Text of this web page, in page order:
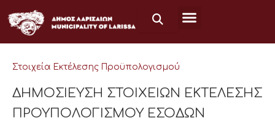
στο
περιεχόμενο
Στοιχεία Εκτέλεσης Προϋπολογισμού
ΔΗΜΟΣΙΕΥΣΗ ΣΤΟΙΧΕΙΩΝ ΕΚΤΕΛΕΣΗΣ
ΠΡΟΥΠΟΛΟΓΙΣΜΟΥ ΕΣΟΔΩΝ